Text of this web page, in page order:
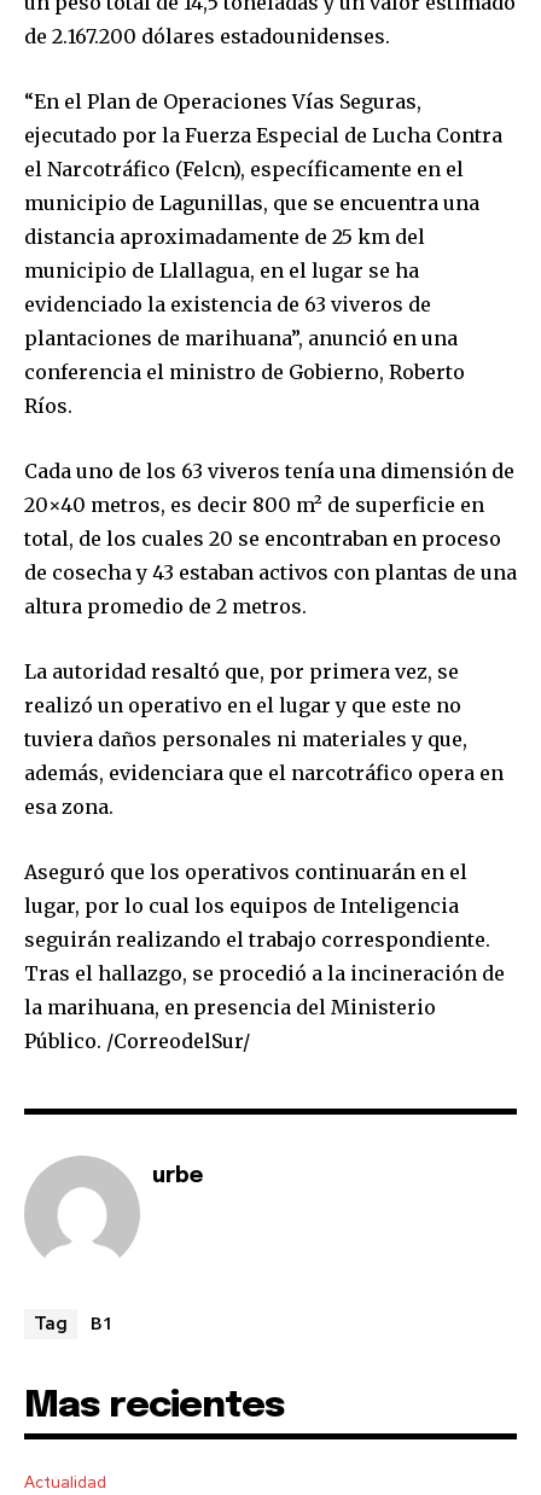
I've read and accept thePrivacy Policy .
de 2.167.200 dólares estadounidenses.
“En el Plan de Operaciones Vías Seguras,
ejecutado por la Fuerza Especial de Lucha Contra
el Narcotráfico (Felcn), específicamente en el
municipio de Lagunillas, que se encuentra una
distancia aproximadamente de 25 km del
municipio de Llallagua, en el lugar se ha
evidenciado la existencia de 63 viveros de
plantaciones de marihuana”, anunció en una
conferencia el ministro de Gobierno, Roberto
Ríos.
Cada uno de los 63 viveros tenía una dimensión de
20×40 metros, es decir 800 m² de superficie en
total, de los cuales 20 se encontraban en proceso
de cosecha y 43 estaban activos con plantas de una
altura promedio de 2 metros.
La autoridad resaltó que, por primera vez, se
realizó un operativo en el lugar y que este no
tuviera daños personales ni materiales y que,
además, evidenciara que el narcotráfico opera en
esa zona.
Aseguró que los operativos continuarán en el
lugar, por lo cual los equipos de Inteligencia
seguirán realizando el trabajo correspondiente.
Tras el hallazgo, se procedió a la incineración de
la marihuana, en presencia del Ministerio
Público. /CorreodelSur/
urbe
Tag B1
Mas recientes
Actualidad